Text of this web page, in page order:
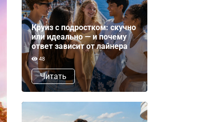
Круиз с подростком: скучно
или идеально — и почему
ответ зависит от лайнера
48
Читать